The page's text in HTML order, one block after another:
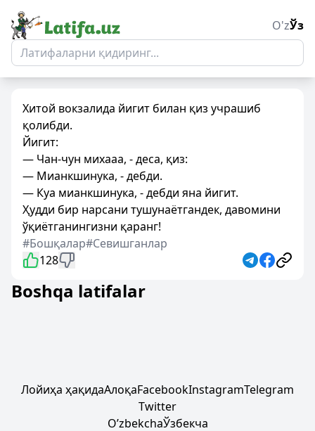
O'zЎз
Хитой вокзалида йигит билан қиз учрашиб
қолибди.
Йигит:
— Чан-чун михааа, - деса, қиз:
— Мианкшинука, - дебди.
— Куа мианкшинука, - дебди яна йигит.
Ҳудди бир нарсани тушунаётгандек, давомини
ўқиётганингизни қаранг!
#Бошқалар#Севишганлар
128
Boshqa latifalar
Лойиҳа ҳақидаАлоқаFacebookInstagramTelegram
Twitter
OʼzbekchaЎзбекча